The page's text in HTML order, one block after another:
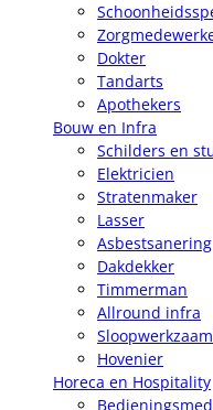
Dokter
Tandarts
Apothekers
Bouw en Infra
Schilders en
Elektricien
Stratenmaker
Lasser
Asbestsanering
Dakdekker
Timmerman
Allround infra
Hovenier
Horeca en Hospitality